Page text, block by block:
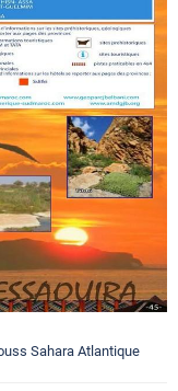
Sahara Atlantique